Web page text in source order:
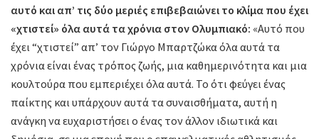
αυτό και απ’ τις δύο μεριές επιβεβαιώνει το κλίμα που έχει
«χτιστεί» όλα αυτά τα χρόνια στον Ολυμπιακό: «Αυτό που
έχει “χτιστεί” απ’ τον Γιώργο Μπαρτζώκα όλα αυτά τα
χρόνια είναι ένας τρόπος ζωής, μια καθημερινότητα και μια
κουλτούρα που εμπεριέχει όλα αυτά. Το ότι φεύγει ένας
παίκτης και υπάρχουν αυτά τα συναισθήματα, αυτή η
ανάγκη να ευχαριστήσει ο ένας τον άλλον ιδιωτικά και